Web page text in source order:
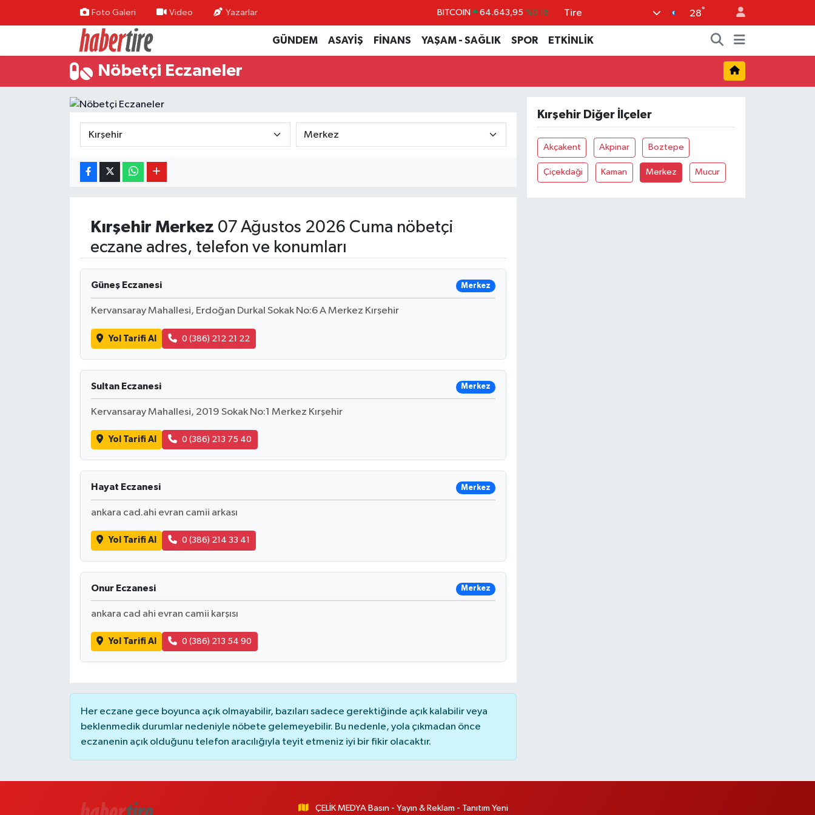
Foto Galeri Video Yazarlar BITCOIN 64.643,95 %0.16
DOLAR 47,6704 %0
EURO 55,0406 %-0.08
BİST100 13.799
Tire 28°
GÜNDEM ASAYİŞ FİNANS YAŞAM - SAĞLIK SPOR ETKİNLİK
Nöbetçi Eczaneler
Kırşehir Merkez 07 Ağustos 2026 Cuma nöbetçi
eczane adres, telefon ve konumları
Güneş Eczanesi Merkez
Kervansaray Mahallesi, Erdoğan Durkal Sokak No:6 A Merkez Kırşehir
Yol Tarifi Al 0 (386) 212 21 22
Sultan Eczanesi Merkez
Kervansaray Mahallesi, 2019 Sokak No:1 Merkez Kırşehir
Yol Tarifi Al 0 (386) 213 75 40
Hayat Eczanesi Merkez
ankara cad.ahi evran camii arkası
Yol Tarifi Al 0 (386) 214 33 41
Onur Eczanesi Merkez
ankara cad ahi evran camii karşısı
Yol Tarifi Al 0 (386) 213 54 90
Her eczane gece boyunca açık olmayabilir, bazıları sadece gerektiğinde açık kalabilir veya
beklenmedik durumlar nedeniyle nöbete gelemeyebilir. Bu nedenle, yola çıkmadan önce
eczanenin açık olduğunu telefon aracılığıyla teyit etmeniz iyi bir fikir olacaktır.
Kırşehir Diğer İlçeler
Akçakent Akpinar Boztepe
Çiçekdaği Kaman Merkez Mucur
ÇELİK MEDYA Basın - Yayın & Reklam - Tanıtım Yeni
Tire Nöbetçi Eczaneler
Tire Hava Durumu
Tire Trafik Yoğunluk Haritası
Süper Lig Puan Durumu ve Fikstür
Tüm Manşetler